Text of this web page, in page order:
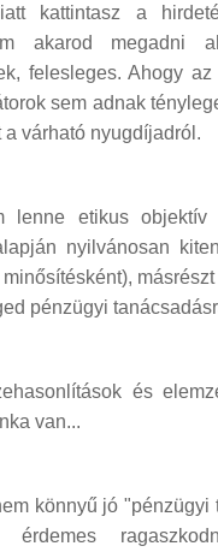
kattintasz a
akarod megadni
felesleges. Ahogy az
sem adnak
a várható nyugdíjadról.
lenne etikus objektív
nyilvánosan
pénzügyi
és
van...
könnyű jó "pénzügyi